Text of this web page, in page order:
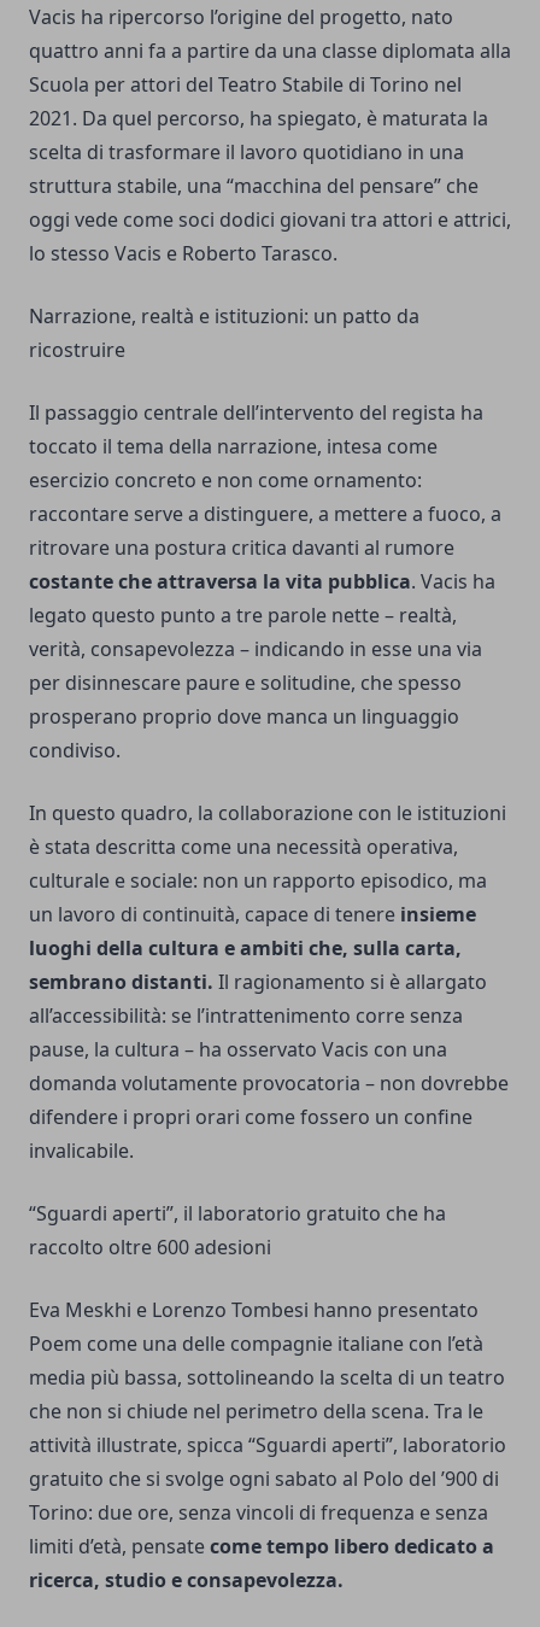
Vacis ha ripercorso l’origine del progetto, nato
quattro anni fa a partire da una classe diplomata alla
Scuola per attori del Teatro Stabile di Torino nel
2021. Da quel percorso, ha spiegato, è maturata la
scelta di trasformare il lavoro quotidiano in una
struttura stabile, una “macchina del pensare” che
oggi vede come soci dodici giovani tra attori e attrici,
lo stesso Vacis e Roberto Tarasco.
Narrazione, realtà e istituzioni: un patto da
ricostruire
Il passaggio centrale dell’intervento del regista ha
toccato il tema della narrazione, intesa come
esercizio concreto e non come ornamento:
raccontare serve a distinguere, a mettere a fuoco, a
ritrovare una postura critica davanti al rumore
costante che attraversa la vita pubblica. Vacis ha
legato questo punto a tre parole nette – realtà,
verità, consapevolezza – indicando in esse una via
per disinnescare paure e solitudine, che spesso
prosperano proprio dove manca un linguaggio
condiviso.
In questo quadro, la collaborazione con le istituzioni
è stata descritta come una necessità operativa,
culturale e sociale: non un rapporto episodico, ma
un lavoro di continuità, capace di tenere insieme
luoghi della cultura e ambiti che, sulla carta,
sembrano distanti. Il ragionamento si è allargato
all’accessibilità: se l’intrattenimento corre senza
pause, la cultura – ha osservato Vacis con una
domanda volutamente provocatoria – non dovrebbe
difendere i propri orari come fossero un confine
invalicabile.
“Sguardi aperti”, il laboratorio gratuito che ha
raccolto oltre 600 adesioni
Eva Meskhi e Lorenzo Tombesi hanno presentato
Poem come una delle compagnie italiane con l’età
media più bassa, sottolineando la scelta di un teatro
che non si chiude nel perimetro della scena. Tra le
attività illustrate, spicca “Sguardi aperti”, laboratorio
gratuito che si svolge ogni sabato al Polo del ’900 di
Torino: due ore, senza vincoli di frequenza e senza
limiti d’età, pensatecome tempo libero dedicato a
ricerca, studio e consapevolezza.